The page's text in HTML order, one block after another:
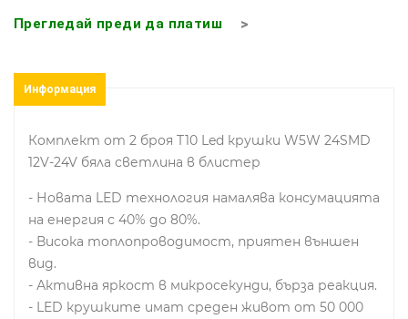
Прегледай преди да платиш
Информация
Комплект от 2 броя T10 Led крушки W5W 24SMD
12V-24V бяла светлина в блистер
- Новата LED технология намалява консумацията
на енергия с 40% до 80%.
- Висока топлопроводимост, приятен външен
вид.
- Активна яркост в микросекунди, бърза реакция.
- LED крушките имат среден живот от 50 000